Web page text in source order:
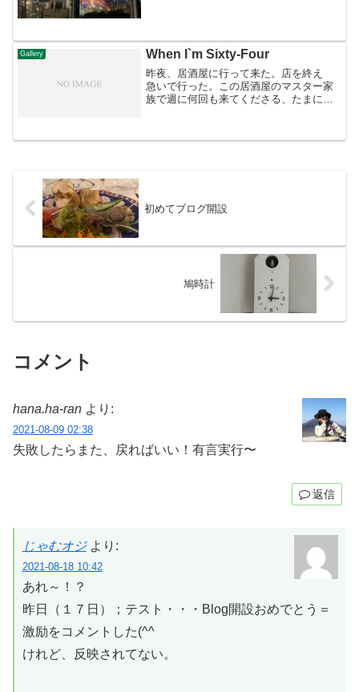
る・・。それなりに値段も高い...
Gallery When I`m Sixty-Four
昨夜、居酒屋に行って来た。店を終え
急いで行った。この居酒屋のマスター家
族で週に何回も来てくださる、たまには
もらった。中央駅の裏だというのにどの
初めてブログ開設
鳩時計
コメント
hana.ha-ran より:
2021-08-09 02:38
失敗したらまた、戻ればいい！有言実行〜
返信
じゃむオジ より:
2021-08-18 10:42
あれ～！？
昨日（１７日）；テスト・・・Blog開設おめでとう＝
激励をコメントした(^^ゞ
けれど、反映されてない。